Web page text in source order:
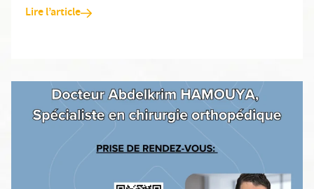
Lire l’article
En savoir plus: Arrivée Dr HAMOUYA